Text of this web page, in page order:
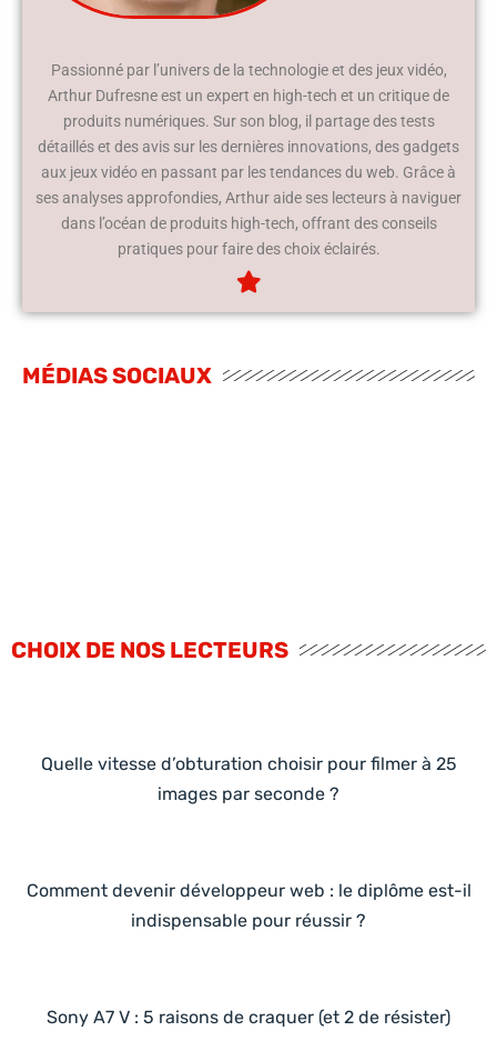
Passionné par l’univers de la technologie et des jeux vidéo,
Arthur Dufresne est un expert en high-tech et un critique de
produits numériques. Sur son blog, il partage des tests
détaillés et des avis sur les dernières innovations, des gadgets
aux jeux vidéo en passant par les tendances du web. Grâce à
ses analyses approfondies, Arthur aide ses lecteurs à naviguer
dans l’océan de produits high-tech, offrant des conseils
pratiques pour faire des choix éclairés.
MÉDIAS SOCIAUX
CHOIX DE NOS LECTEURS
Quelle vitesse d’obturation choisir pour filmer à 25
images par seconde ?
Comment devenir développeur web : le diplôme est-il
indispensable pour réussir ?
Sony A7 V : 5 raisons de craquer (et 2 de résister)